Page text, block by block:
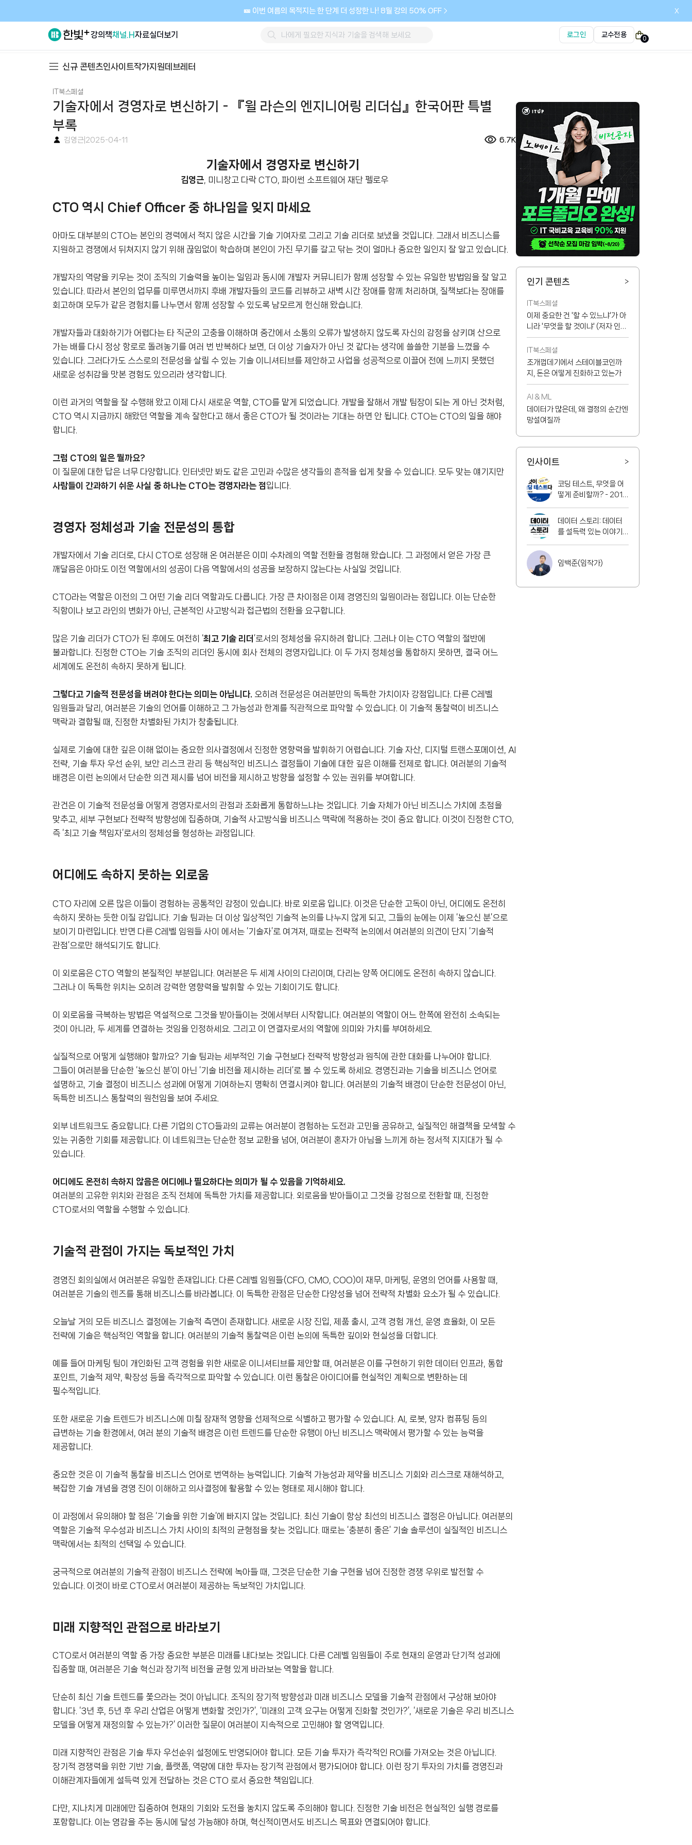
🎫 이번 여름의 목적지는 한 단계 더 성장한 나! 8월 강의 50% OFF x
강의책채널.H자료실더보기 로그인 교수전용
0
신규 콘텐츠인사이트작가지원데브레터
IT북스페셜
기술자에서 경영자로 변신하기 - 『윌 라슨의 엔지니어링 리더십』한국어판 특별
부록
김영근| 2025-04-11 6.7K
기술자에서 경영자로 변신하기
김영근, 미니창고 다락 CTO, 파이썬 소프트웨어 재단 펠로우
CTO 역시 Chief Officer 중 하나임을 잊지 마세요
아마도 대부분의 CTO는 본인의 경력에서 적지 않은 시간을 기술 기여자로 그리고 기술 리더로 보냈을 것입니다. 그래서 비즈니스를
지원하고 경쟁에서 뒤쳐지지 않기 위해 끊임없이 학습하며 본인이 가진 무기를 갈고 닦는 것이 얼마나 중요한 일인지 잘 알고 있습니다.
개발자의 역량을 키우는 것이 조직의 기술력을 높이는 일임과 동시에 개발자 커뮤니티가 함께 성장할 수 있는 유일한 방법임을 잘 알고
있습니다. 따라서 본인의 업무를 미루면서까지 후배 개발자들의 코드를 리뷰하고 새벽 시간 장애를 함께 처리하며, 질책보다는 장애를
회고하며 모두가 같은 경험치를 나누면서 함께 성장할 수 있도록 남모르게 헌신해 왔습니다.
개발자들과 대화하기가 어렵다는 타 직군의 고충을 이해하며 중간에서 소통의 오류가 발생하지 않도록 자신의 감정을 삼키며 산으로
가는 배를 다시 정상 항로로 돌려놓기를 여러 번 반복하다 보면, 더 이상 기술자가 아닌 것 같다는 생각에 쓸쓸한 기분을 느꼈을 수
있습니다. 그러다가도 스스로의 전문성을 살릴 수 있는 기술 이니셔티브를 제안하고 사업을 성공적으로 이끌어 전에 느끼지 못했던
새로운 성취감을 맛본 경험도 있으리라 생각합니다.
이런 과거의 역할을 잘 수행해 왔고 이제 다시 새로운 역할, CTO를 맡게 되었습니다. 개발을 잘해서 개발 팀장이 되는 게 아닌 것처럼,
CTO 역시 지금까지 해왔던 역할을 계속 잘한다고 해서 좋은 CTO가 될 것이라는 기대는 하면 안 됩니다. CTO는 CTO의 일을 해야
합니다.
그럼 CTO의 일은 뭘까요?
이 질문에 대한 답은 너무 다양합니다. 인터넷만 봐도 같은 고민과 수많은 생각들의 흔적을 쉽게 찾을 수 있습니다. 모두 맞는 얘기지만
사람들이 간과하기 쉬운 사실 중 하나는 CTO는 경영자라는 점입니다.
경영자 정체성과 기술 전문성의 통합
개발자에서 기술 리더로, 다시 CTO로 성장해 온 여러분은 이미 수차례의 역할 전환을 경험해 왔습니다. 그 과정에서 얻은 가장 큰
깨달음은 아마도 이전 역할에서의 성공이 다음 역할에서의 성공을 보장하지 않는다는 사실일 것입니다.
CTO라는 역할은 이전의 그 어떤 기술 리더 역할과도 다릅니다. 가장 큰 차이점은 이제 경영진의 일원이라는 점입니다. 이는 단순한
직함이나 보고 라인의 변화가 아닌, 근본적인 사고방식과 접근법의 전환을 요구합니다.
많은 기술 리더가 CTO가 된 후에도 여전히 ‘최고 기술 리더 ’로서의 정체성을 유지하려 합니다. 그러나 이는 CTO 역할의 절반에
불과합니다. 진정한 CTO는 기술 조직의 리더인 동시에 회사 전체의 경영자입니다. 이 두 가지 정체성을 통합하지 못하면, 결국 어느
세계에도 온전히 속하지 못하게 됩니다.
그렇다고 기술적 전문성을 버려야 한다는 의미는 아닙니다. 오히려 전문성은 여러분만의 독특한 가치이자 강점입니다. 다른 C레벨
임원들과 달리, 여러분은 기술의 언어를 이해하고 그 가능성과 한계를 직관적으로 파악할 수 있습니다. 이 기술적 통찰력이 비즈니스
맥락과 결합될 때, 진정한 차별화된 가치가 창출됩니다.
실제로 기술에 대한 깊은 이해 없이는 중요한 의사결정에서 진정한 영향력을 발휘하기 어렵습니다. 기술 자산, 디지털 트랜스포메이션, AI
전략, 기술 투자 우선 순위, 보안 리스크 관리 등 핵심적인 비즈니스 결정들이 기술에 대한 깊은 이해를 전제로 합니다. 여러분의 기술적
배경은 이런 논의에서 단순한 의견 제시를 넘어 비전을 제시하고 방향을 설정할 수 있는 권위를 부여합니다.
관건은 이 기술적 전문성을 어떻게 경영자로서의 관점과 조화롭게 통합하느냐는 것입니다. 기술 자체가 아닌 비즈니스 가치에 초점을
맞추고, 세부 구현보다 전략적 방향성에 집중하며, 기술적 사고방식을 비즈니스 맥락에 적용하는 것이 중요 합니다. 이것이 진정한 CTO,
즉 ‘최고 기술 책임자’로서의 정체성을 형성하는 과정입니다.
어디에도 속하지 못하는 외로움
CTO 자리에 오른 많은 이들이 경험하는 공통적인 감정이 있습니다. 바로 외로움 입니다. 이것은 단순한 고독이 아닌, 어디에도 온전히
속하지 못하는 듯한 이질 감입니다. 기술 팀과는 더 이상 일상적인 기술적 논의를 나누지 않게 되고, 그들의 눈에는 이제 ‘높으신 분’으로
보이기 마련입니다. 반면 다른 C레벨 임원들 사이 에서는 ‘기술자’로 여겨져, 때로는 전략적 논의에서 여러분의 의견이 단지 ‘기술적
관점’으로만 해석되기도 합니다.
이 외로움은 CTO 역할의 본질적인 부분입니다. 여러분은 두 세계 사이의 다리이며, 다리는 양쪽 어디에도 온전히 속하지 않습니다.
그러나 이 독특한 위치는 오히려 강력한 영향력을 발휘할 수 있는 기회이기도 합니다.
이 외로움을 극복하는 방법은 역설적으로 그것을 받아들이는 것에서부터 시작합니다. 여러분의 역할이 어느 한쪽에 완전히 소속되는
것이 아니라, 두 세계를 연결하는 것임을 인정하세요. 그리고 이 연결자로서의 역할에 의미와 가치를 부여하세요.
실질적으로 어떻게 실행해야 할까요? 기술 팀과는 세부적인 기술 구현보다 전략적 방향성과 원칙에 관한 대화를 나누어야 합니다.
그들이 여러분을 단순한 ‘높으신 분’이 아닌 ‘기술 비전을 제시하는 리더’로 볼 수 있도록 하세요. 경영진과는 기술을 비즈니스 언어로
설명하고, 기술 결정이 비즈니스 성과에 어떻게 기여하는지 명확히 연결시켜야 합니다. 여러분의 기술적 배경이 단순한 전문성이 아닌,
독특한 비즈니스 통찰력의 원천임을 보여 주세요.
외부 네트워크도 중요합니다. 다른 기업의 CTO들과의 교류는 여러분이 경험하는 도전과 고민을 공유하고, 실질적인 해결책을 모색할 수
있는 귀중한 기회를 제공합니다. 이 네트워크는 단순한 정보 교환을 넘어, 여러분이 혼자가 아님을 느끼게 하는 정서적 지지대가 될 수
있습니다.
어디에도 온전히 속하지 않음은 어디에나 필요하다는 의미가 될 수 있음을 기억하세요.
여러분의 고유한 위치와 관점은 조직 전체에 독특한 가치를 제공합니다. 외로움을 받아들이고 그것을 강점으로 전환할 때, 진정한
CTO로서의 역할을 수행할 수 있습니다.
기술적 관점이 가지는 독보적인 가치
경영진 회의실에서 여러분은 유일한 존재입니다. 다른 C레벨 임원들(CFO, CMO, COO)이 재무, 마케팅, 운영의 언어를 사용할 때,
여러분은 기술의 렌즈를 통해 비즈니스를 바라봅니다. 이 독특한 관점은 단순한 다양성을 넘어 전략적 차별화 요소가 될 수 있습니다.
오늘날 거의 모든 비즈니스 결정에는 기술적 측면이 존재합니다. 새로운 시장 진입, 제품 출시, 고객 경험 개선, 운영 효율화, 이 모든
전략에 기술은 핵심적인 역할을 합니다. 여러분의 기술적 통찰력은 이런 논의에 독특한 깊이와 현실성을 더합니다.
예를 들어 마케팅 팀이 개인화된 고객 경험을 위한 새로운 이니셔티브를 제안할 때, 여러분은 이를 구현하기 위한 데이터 인프라, 통합
포인트, 기술적 제약, 확장성 등을 즉각적으로 파악할 수 있습니다. 이런 통찰은 아이디어를 현실적인 계획으로 변환하는 데
필수적입니다.
또한 새로운 기술 트렌드가 비즈니스에 미칠 잠재적 영향을 선제적으로 식별하고 평가할 수 있습니다. AI, 로봇, 양자 컴퓨팅 등의
급변하는 기술 환경에서, 여러 분의 기술적 배경은 이런 트렌드를 단순한 유행이 아닌 비즈니스 맥락에서 평가할 수 있는 능력을
제공합니다.
중요한 것은 이 기술적 통찰을 비즈니스 언어로 번역하는 능력입니다. 기술적 가능성과 제약을 비즈니스 기회와 리스크로 재해석하고,
복잡한 기술 개념을 경영 진이 이해하고 의사결정에 활용할 수 있는 형태로 제시해야 합니다.
이 과정에서 유의해야 할 점은 ‘기술을 위한 기술’에 빠지지 않는 것입니다. 최신 기술이 항상 최선의 비즈니스 결정은 아닙니다. 여러분의
역할은 기술적 우수성과 비즈니스 가치 사이의 최적의 균형점을 찾는 것입니다. 때로는 ‘충분히 좋은’ 기술 솔루션이 실질적인 비즈니스
맥락에서는 최적의 선택일 수 있습니다.
궁극적으로 여러분의 기술적 관점이 비즈니스 전략에 녹아들 때, 그것은 단순한 기술 구현을 넘어 진정한 경쟁 우위로 발전할 수
있습니다. 이것이 바로 CTO로서 여러분이 제공하는 독보적인 가치입니다.
미래 지향적인 관점으로 바라보기
CTO로서 여러분의 역할 중 가장 중요한 부분은 미래를 내다보는 것입니다. 다른 C레벨 임원들이 주로 현재의 운영과 단기적 성과에
집중할 때, 여러분은 기술 혁신과 장기적 비전을 균형 있게 바라보는 역할을 합니다.
단순히 최신 기술 트렌드를 쫓으라는 것이 아닙니다. 조직의 장기적 방향성과 미래 비즈니스 모델을 기술적 관점에서 구상해 보아야
합니다. ‘3년 후, 5년 후 우리 산업은 어떻게 변화할 것인가?’, ‘미래의 고객 요구는 어떻게 진화할 것인가?’, ‘새로운 기술은 우리 비즈니스
모델을 어떻게 재정의할 수 있는가?’ 이러한 질문이 여러분이 지속적으로 고민해야 할 영역입니다.
미래 지향적인 관점은 기술 투자 우선순위 설정에도 반영되어야 합니다. 모든 기술 투자가 즉각적인 ROI를 가져오는 것은 아닙니다.
장기적 경쟁력을 위한 기반 기술, 플랫폼, 역량에 대한 투자는 장기적 관점에서 평가되어야 합니다. 이런 장기 투자의 가치를 경영진과
이해관계자들에게 설득력 있게 전달하는 것은 CTO 로서 중요한 책임입니다.
다만, 지나치게 미래에만 집중하여 현재의 기회와 도전을 놓치지 않도록 주의해야 합니다. 진정한 기술 비전은 현실적인 실행 경로를
포함합니다. 이는 영감을 주는 동시에 달성 가능해야 하며, 혁신적이면서도 비즈니스 목표와 연결되어야 합니다.
인기 콘텐츠 >
IT북스페셜
이제 중요한 건 '할 수 있느냐'가 아
니라 '무엇을 할 것이냐' (저자 인터
뷰)
IT북스페셜
조개껍데기에서 스테이블코인까
지, 돈은 어떻게 진화하고 있는가
AI & ML
데이터가 많은데, 왜 결정의 순간엔
망설여질까
인사이트 >
코딩 테스트, 무엇을 어
떻게 준비할까? - 2016
분석
데이터 스토리: 데이터
를 설득력 있는 이야기
임백준(임작가)